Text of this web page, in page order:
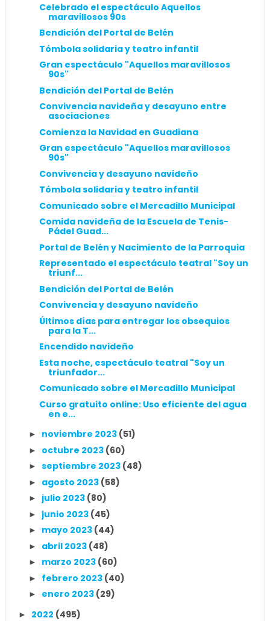
Celebrado el espectáculo Aquellos
maravillosos 90s
Bendición del Portal de Belén
Tómbola solidaria y teatro infantil
Gran espectáculo "Aquellos maravillosos
90s"
Bendición del Portal de Belén
Convivencia navideña y desayuno entre
asociaciones
Comienza la Navidad en Guadiana
Gran espectáculo "Aquellos maravillosos
90s"
Convivencia y desayuno navideño
Tómbola solidaria y teatro infantil
Comunicado sobre el Mercadillo Municipal
Comida navideña de la Escuela de Tenis-
Pádel Guad...
Portal de Belén y Nacimiento de la Parroquia
Representado el espectáculo teatral "Soy un
triunf...
Bendición del Portal de Belén
Convivencia y desayuno navideño
Últimos días para entregar los obsequios
para la T...
Encendido navideño
Esta noche, espectáculo teatral "Soy un
triunfador...
Comunicado sobre el Mercadillo Municipal
Curso gratuito online: Uso eficiente del agua
en e...
► noviembre 2023 (51)
► octubre 2023 (60)
► septiembre 2023 (48)
► agosto 2023 (58)
► julio 2023 (80)
► junio 2023 (45)
► mayo 2023 (44)
► abril 2023 (48)
► marzo 2023 (60)
► febrero 2023 (40)
► enero 2023 (29)
► 2022 (495)